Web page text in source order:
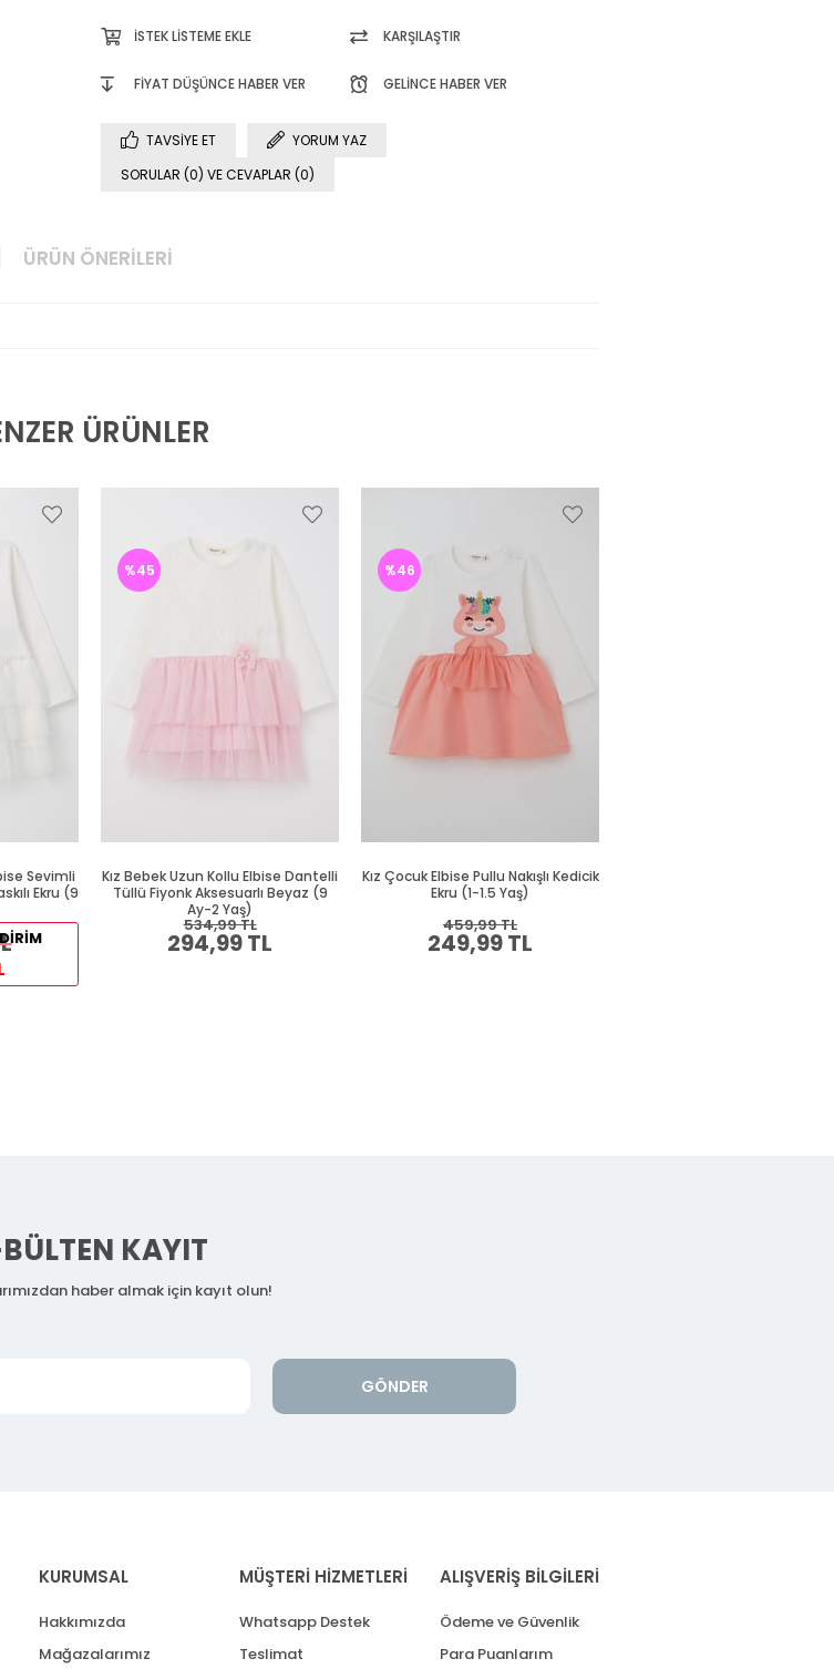
İSTEK LISTEME EKLE KARŞILAŞTIR
FIYAT DÜŞÜNCE HABER VER GELINCE HABER VER
TAVSIYE ET
YORUM YAZ
SORULAR (0) VE CEVAPLAR (0)
ÜRÜN ÖNERILERI
ÜRÜNLER
Sevimli
Ekru (9
Kız Bebek Uzun Kollu Elbise Dantelli
Tüllü Fiyonk Aksesuarlı Beyaz (9
Ay-2 Yaş)
294,99 TL
534,99 TL
%45
Kız Çocuk Elbise Pullu Nakışlı Kedicik
Ekru (1-1.5 Yaş)
249,99 TL
459,99 TL
%46
KAYIT
haber almak için kayıt olun!
GÖNDER
KURUMSAL
Hakkımızda
Mağazalarımız
MÜŞTERİ HİZMETLERİ
Whatsapp Destek
Teslimat
ALIŞVERİŞ BİLGİLERİ
Ödeme ve Güvenlik
Para Puanlarım